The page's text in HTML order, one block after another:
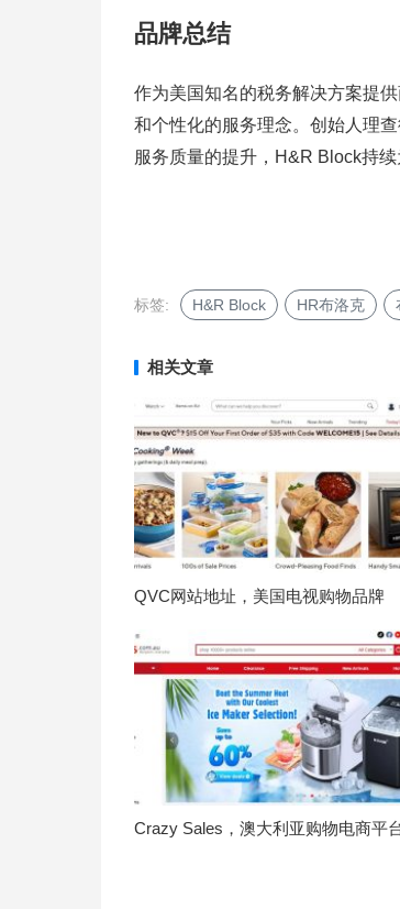
品牌总结
作为美国知名的税务解决方案提
和个性化的服务理念。创始人理
服务质量的提升，H&R Block持
标签: H&R Block HR布洛克
相关文章
QVC网站地址，美国电视购物品牌
Crazy Sales，澳大利亚购物电商平